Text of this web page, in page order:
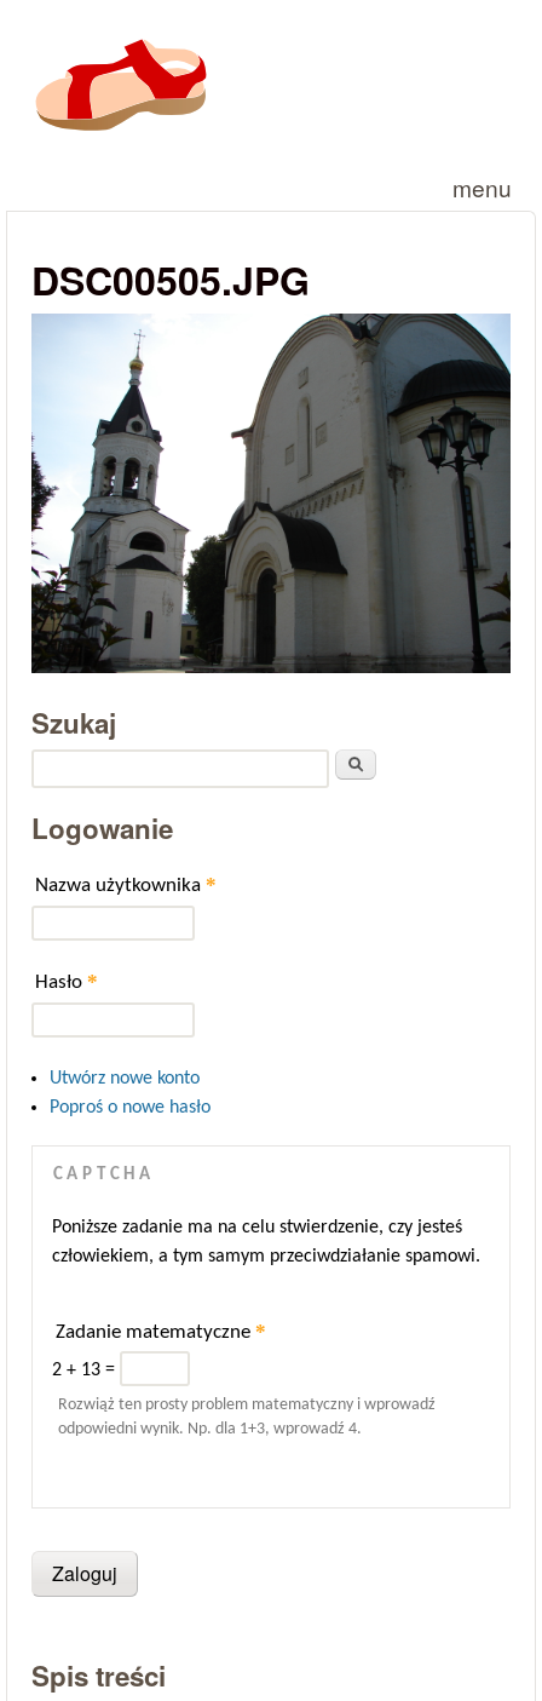
menu
DSC00505.JPG
Szukaj
Logowanie
Nazwa użytkownika *
Hasło *
Utwórz nowe konto
Poproś o nowe hasło
CAPTCHA
Poniższe zadanie ma na celu stwierdzenie, czy jesteś
człowiekiem, a tym samym przeciwdziałanie spamowi.
Zadanie matematyczne *
2 + 13 =
Rozwiąż ten prosty problem matematyczny i wprowadź
odpowiedni wynik. Np. dla 1+3, wprowadź 4.
Spis treści